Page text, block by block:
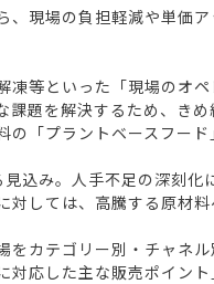
現場の負担軽減や単価
等といった「現場のオ
課題を解決するため、き
「プラントベースフー
み。人手不足の深刻化
しては、高騰する原材
カテゴリー別・チャネ
応した主な販売ポイン